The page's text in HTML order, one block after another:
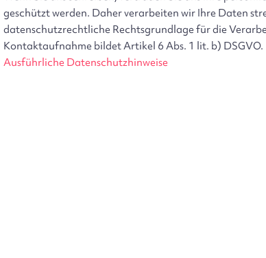
geschützt werden. Daher verarbeiten wir Ihre Daten
datenschutzrechtliche Rechtsgrundlage für die
Kontaktaufnahme bildet Artikel 6 Abs. 1 lit. b) DSGVO.
Ausführliche Datenschutzhinweise